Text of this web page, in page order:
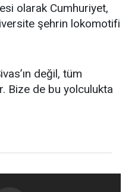
olarak Cumhuriyet,
şehrin lokomotifi
değil, tüm
Bize de bu yolculukta